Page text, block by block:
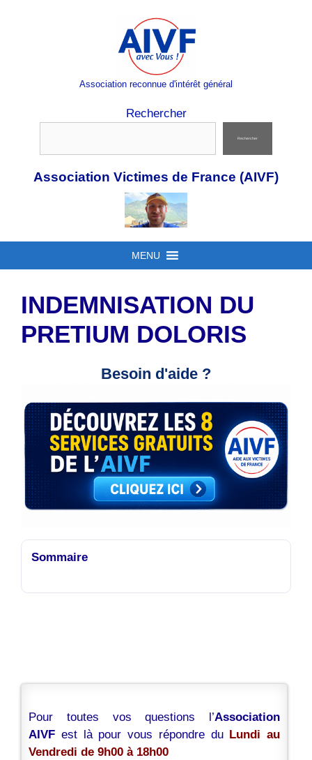
Association reconnue d'intérêt général
Rechercher
Rechercher
Association Victimes de France (AIVF)
MENU
INDEMNISATION DU
PRETIUM DOLORIS
Besoin d'aide ?
Sommaire
Pour toutes vos questions l’Association
AIVF est là pour vous répondre du Lundi au
Vendredi de 9h00 à 18h00